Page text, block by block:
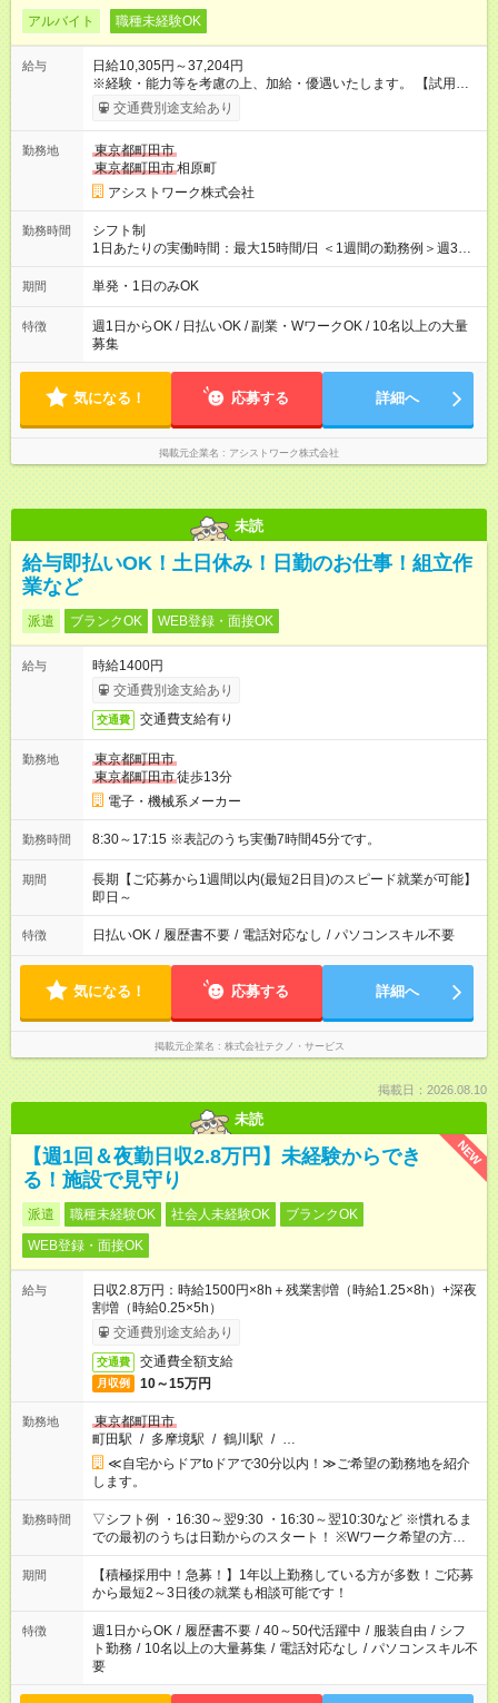
アルバイト 職種未経験OK
給与
日給10,305円～37,204円
※経験・能力等を考慮の上、加給・優遇いたします。 【試用期
間】試用期間なし
交通費別途支給あり
勤務地
東京都町田市
東京都町田市相原町
アシストワーク株式会社
勤務時間
シフト制
1日あたりの実働時間：最大15時間/日 ＜1週間の勤務例＞週3回
勤務 勤務：月・水・金 休み：火・木・土・日 好きな時にお仕事
可能です！ ※1日あたりの最大実働時間は日勤、夜勤共に勤務し
期間 単発・1日のみOK
特徴
週1日からOK / 日払いOK / 副業・WワークOK / 10名以上の大量
募集
気になる！ 応募する 詳細へ
掲載元企業名 アシストワーク株式会社
未読
給与即払いOK！土日休み！日勤のお仕事！組立作
業など
派遣 ブランクOK WEB登録・面接OK
給与
時給1400円
交通費別途支給あり
交通費 交通費支給有り
勤務地
東京都町田市
東京都町田市徒歩13分
電子・機械系メーカー
勤務時間 8:30～17:15 ※表記のうち実働7時間45分です。
期間
長期【ご応募から1週間以内(最短2日目)のスピード就業が可能】
即日～
特徴 日払いOK / 履歴書不要 / 電話対応なし / パソコンスキル不要
気になる！ 応募する 詳細へ
掲載元企業名 株式会社テクノ・サービス
掲載日：2026.08.10
未読
NEW
【週1回＆夜勤日収2.8万円】未経験からでき
る！施設で見守り
派遣 職種未経験OK 社会人未経験OK
ブランクOK
WEB登録・面接OK
給与
日収2.8万円：時給1500円×8h＋残業割増（時給1.25×8h）+深夜
割増（時給0.25×5h）
交通費別途支給あり
交通費 交通費全額支給
月収例 10～15万円
勤務地
東京都町田市
町田駅 / 多摩境駅 / 鶴川駅 / …
≪自宅からドアtoドアで30分以内！≫ご希望の勤務地を紹介
します。
勤務時間
▽シフト例 ・16:30～翌9:30 ・16:30～翌10:30など ※慣れるま
での最初のうちは日勤からのスタート！ ※Wワーク希望の方へ
今ご覧のお仕事で希望する勤務時間と、もう1つのお仕事の勤務
時間。 合計で週40時間を超える場合は応募できません。
期間
【積極採用中！急募！】1年以上勤務している方が多数！ご応募
から最短2～3日後の就業も相談可能です！
特徴 週1日からOK / 履歴書不要 / 40～50代活躍中 / 服装自由 / シフ
ト勤務 / 10名以上の大量募集 / 電話対応なし / パソコンスキル不
要